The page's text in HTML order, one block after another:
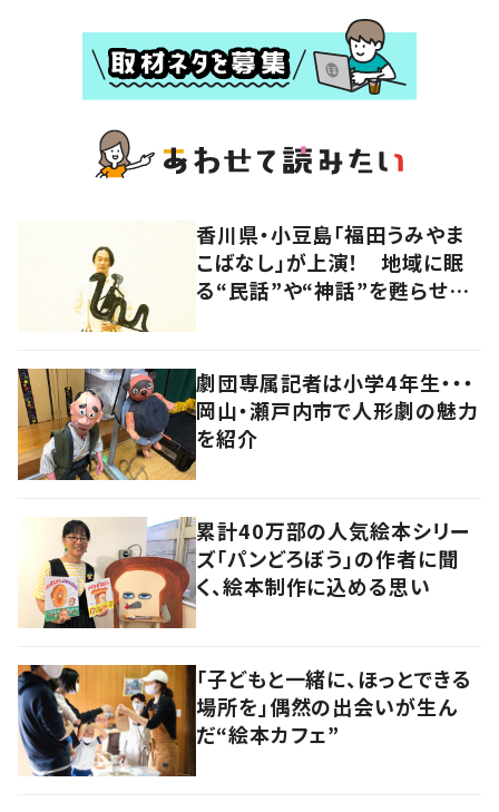
香川県・小豆島「福田うみやま
こばなし」が上演！ 地域に眠
る“民話”や“神話”を甦らせつ
劇団専属記者は小学4年生・・・
岡山・瀬戸内市で人形劇の魅力
を紹介
累計40万部の人気絵本シリー
ズ「パンどろぼう」の作者に聞
く、絵本制作に込める思い
「子どもと一緒に、ほっとできる
場所を」偶然の出会いが生ん
だ“絵本カフェ”